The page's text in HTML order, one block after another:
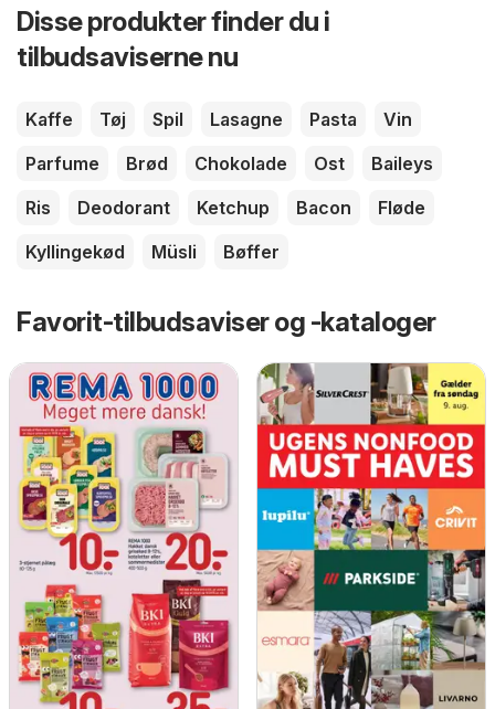
Disse produkter finder du i
tilbudsaviserne nu
Kaffe Tøj Spil Lasagne Pasta
Vin
Parfume
Brød Chokolade Ost
Baileys
Ris
Deodorant Ketchup Bacon
Fløde
Kyllingekød
Müsli Bøffer
Favorit-tilbudsaviser og -kataloger